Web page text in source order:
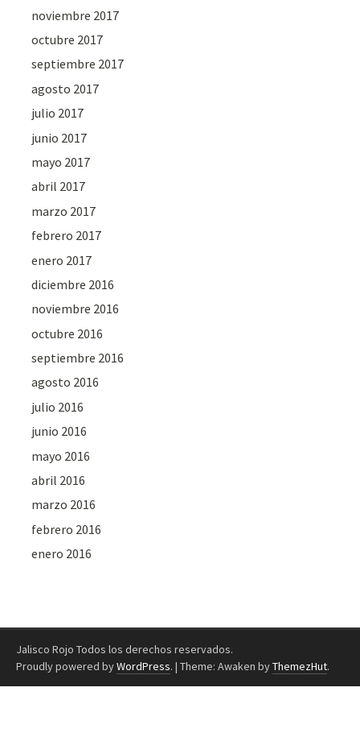
noviembre 2017
octubre 2017
septiembre 2017
agosto 2017
julio 2017
junio 2017
mayo 2017
abril 2017
marzo 2017
febrero 2017
enero 2017
diciembre 2016
noviembre 2016
octubre 2016
septiembre 2016
agosto 2016
julio 2016
junio 2016
mayo 2016
abril 2016
marzo 2016
febrero 2016
enero 2016
Jalisco Rojo Todos los derechos reservados.
Proudly powered byWordPress. | Theme: Awaken byThemezHut.